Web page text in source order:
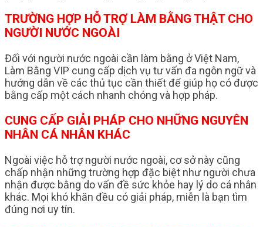
TRƯỜNG HỢP HỖ TRỢ LÀM BẰNG THẬT CHO
NGƯỜI NƯỚC NGOÀI
Đối với người nước ngoài cần làm bằng ở Việt Nam,
Làm Bằng VIP cung cấp dịch vụ tư vấn đa ngôn ngữ và
hướng dẫn về các thủ tục cần thiết để giúp họ có được
bằng cấp một cách nhanh chóng và hợp pháp.
CUNG CẤP GIẢI PHÁP CHO NHỮNG NGUYÊN
NHÂN CÁ NHÂN KHÁC
Ngoài việc hỗ trợ người nước ngoài, cơ sở này cũng
chấp nhận những trường hợp đặc biệt như người chưa
nhận được bằng do vấn đề sức khỏe hay lý do cá nhân
khác. Mọi khó khăn đều có giải pháp, miễn là bạn tìm
đúng nơi uy tín.